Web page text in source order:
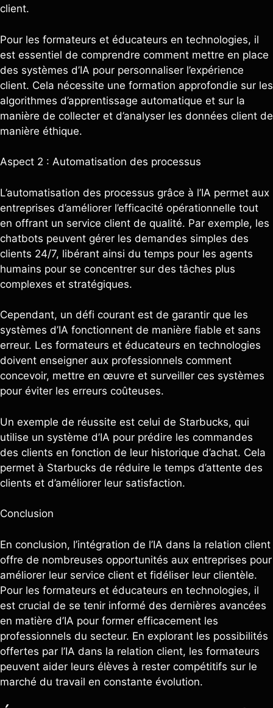
client.
Pour les formateurs et éducateurs en technologies, il
est essentiel de comprendre comment mettre en place
des systèmes d’IA pour personnaliser l’expérience
client. Cela nécessite une formation approfondie sur les
algorithmes d’apprentissage automatique et sur la
manière de collecter et d’analyser les données client de
manière éthique.
Aspect 2 : Automatisation des processus
L’automatisation des processus grâce à l’IA permet aux
entreprises d’améliorer l’efficacité opérationnelle tout
en offrant un service client de qualité. Par exemple, les
chatbots peuvent gérer les demandes simples des
clients 24/7, libérant ainsi du temps pour les agents
humains pour se concentrer sur des tâches plus
complexes et stratégiques.
Cependant, un défi courant est de garantir que les
systèmes d’IA fonctionnent de manière fiable et sans
erreur. Les formateurs et éducateurs en technologies
doivent enseigner aux professionnels comment
concevoir, mettre en œuvre et surveiller ces systèmes
pour éviter les erreurs coûteuses.
Un exemple de réussite est celui de Starbucks, qui
utilise un système d’IA pour prédire les commandes
des clients en fonction de leur historique d’achat. Cela
permet à Starbucks de réduire le temps d’attente des
clients et d’améliorer leur satisfaction.
Conclusion
En conclusion, l’intégration de l’IA dans la relation client
offre de nombreuses opportunités aux entreprises pour
améliorer leur service client et fidéliser leur clientèle.
Pour les formateurs et éducateurs en technologies, il
est crucial de se tenir informé des dernières avancées
en matière d’IA pour former efficacement les
professionnels du secteur. En explorant les possibilités
offertes par l’IA dans la relation client, les formateurs
peuvent aider leurs élèves à rester compétitifs sur le
marché du travail en constante évolution.